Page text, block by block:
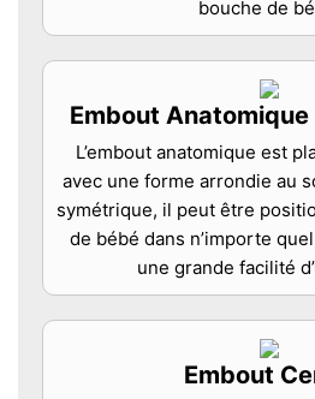
bouche de
Embout
L’embout anatomique est
avec une forme arrondie au
symétrique, il peut être
de bébé dans n’importe
une grande facilité
Embout